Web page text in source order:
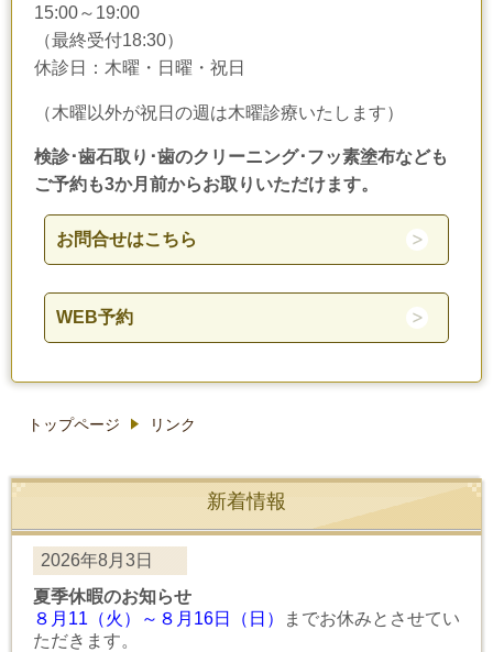
15:00～19:00
（最終受付18:30）
休診日：木曜・日曜・祝日
（木曜以外が祝日の週は木曜診療いたします）
検診･歯石取り･歯のクリーニング･フッ素塗布なども
ご予約も3か月前からお取りいただけます。
お問合せはこちら
WEB予約
トップページ リンク
新着情報
2026年8月3日
夏季休暇のお知らせ
８月11（火）～８月16日（日）
までお休みとさせてい
ただきます。